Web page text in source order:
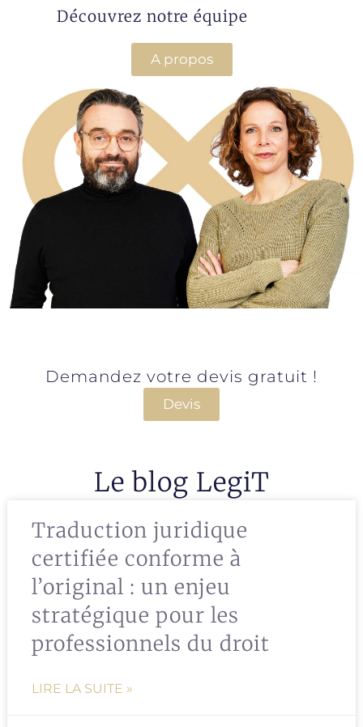
Découvrez notre équipe
A propos
Demandez votre devis gratuit !
Devis
Le blog LegiT
Traduction juridique
certifiée conforme à
l’original : un enjeu
stratégique pour les
professionnels du droit
LIRE LA SUITE »